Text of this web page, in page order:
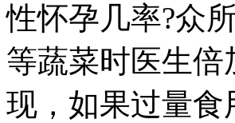
性怀孕几率?众
等蔬菜时医生
现，如果过量食